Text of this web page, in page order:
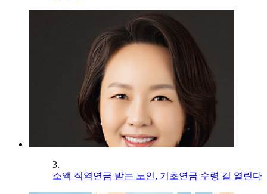
3.
소액 직역연금 받는 노인, 기초연금 수령 길 열린다